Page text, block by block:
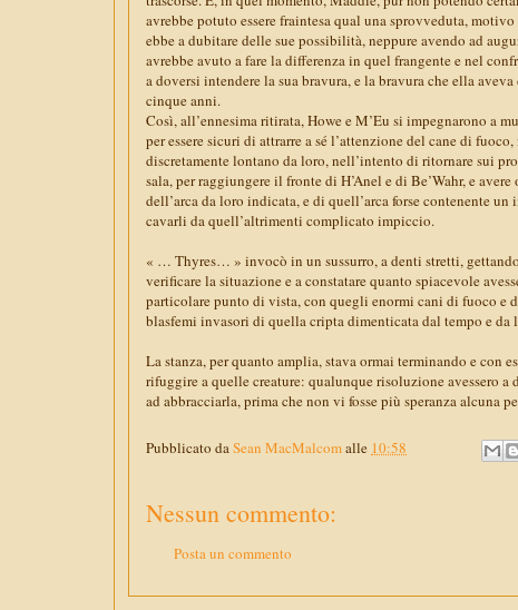
avrebbe potuto essere fraintesa qual una sprovveduta,
ebbe a dubitare delle sue possibilità, neppure avendo ad
avrebbe avuto a fare la differenza in quel frangente e nel
a doversi intendere la sua bravura, e la bravura che ella
cinque anni.
Così, all’ennesima ritirata, Howe e M’Eu si impegnarono a
per essere sicuri di attrarre a sé l’attenzione del cane di
discretamente lontano da loro, nell’intento di ritornare sui
sala, per raggiungere il fronte di H’Anel e di Be’Wahr, e
dell’arca da loro indicata, e di quell’arca forse contenente un
cavarli da quell’altrimenti complicato impiccio.
« … Thyres… » invocò in un sussurro, a denti stretti,
verificare la situazione e a constatare quanto spiacevole
particolare punto di vista, con quegli enormi cani di fuoco e
blasfemi invasori di quella cripta dimenticata dal tempo e da
La stanza, per quanto amplia, stava ormai terminando e con
rifuggire a quelle creature: qualunque risoluzione avessero a
ad abbracciarla, prima che non vi fosse più speranza alcuna
Pubblicato daSean MacMalcomalle 10:58
Nessun commento:
Posta un commento